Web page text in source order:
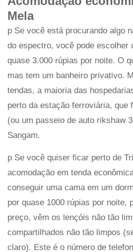
Mela
p Se você está procurando algo
do espectro, você pode escolher
quase 3.000 rúpias por noite. O
mas tem um banheiro privativo.
tendas, a maioria das
perto da estação ferroviária, que
(ou um passeio de auto rikshaw
Sangam.
p Se você quiser ficar perto de
acomodação em tenda
conseguir uma cama em um
por quase 1000 rúpias por noite,
preço, vêm os lençóis não tão
compartilhados não tão limpos
claro). Este é o número de